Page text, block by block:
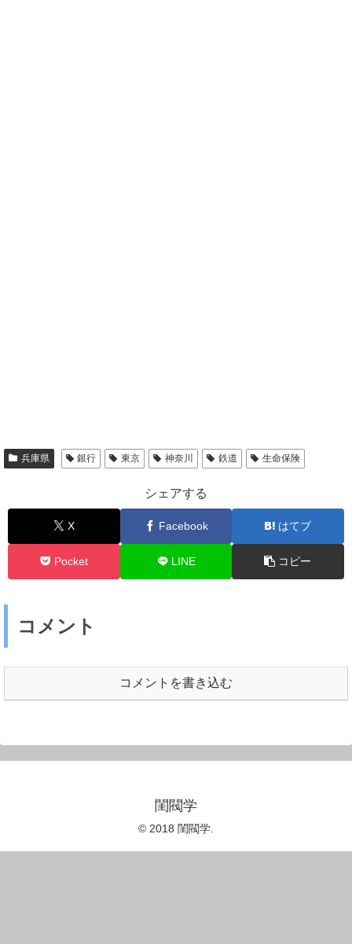
兵庫県 銀行 東京 神奈川 鉄道 生命保険
シェアする
X Facebook はてブ
Pocket LINE コピー
コメント
コメントを書き込む
閨閥学
© 2018 閨閥学.